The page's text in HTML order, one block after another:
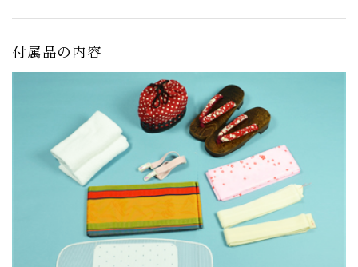
付属品の内容